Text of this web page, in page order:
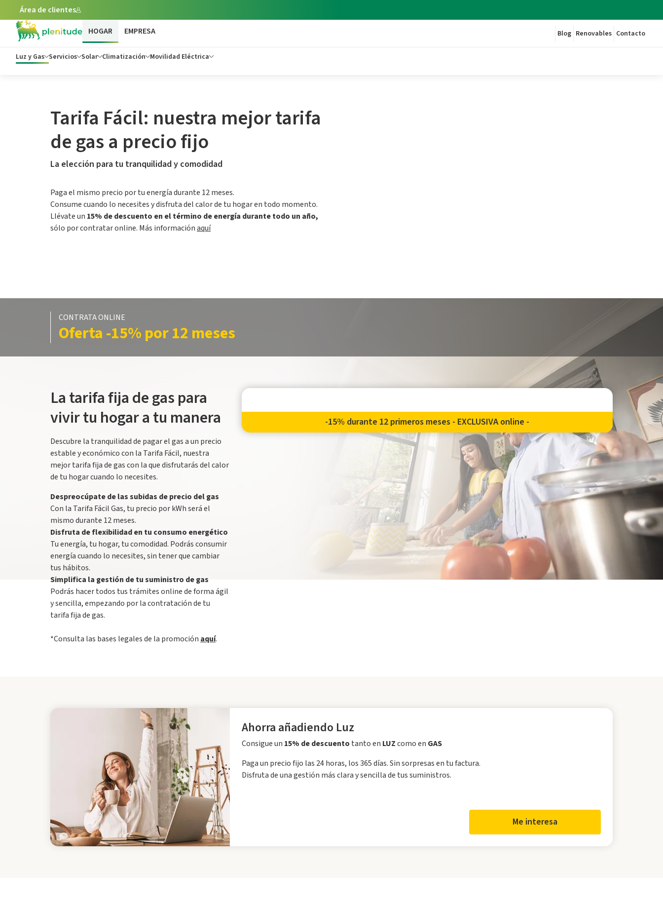
Área de clientes
HOGAR
Luz y Gas Servicios Solar Climatización Movilidad Eléctrica
EMPRESA Blog Renovables Contacto
Tarifa Fácil: nuestra mejor tarifa
de gas a precio fijo
La elección para tu tranquilidad y comodidad
Paga el mismo precio por tu energía durante 12 meses.
Consume cuando lo necesites y disfruta del calor de tu hogar en todo momento.
Llévate un 15% de descuento en el término de energía durante todo un año,
sólo por contratar online. Más informaciónaquí
CONTRATA ONLINE
Oferta -15% por 12 meses
La tarifa fija de gas para
vivir tu hogar a tu manera
Descubre la tranquilidad de pagar el gas a un precio
estable y económico con la Tarifa Fácil, nuestra
mejor tarifa fija de gas con la que disfrutarás del calor
de tu hogar cuando lo necesites.
Despreocúpate de las subidas de precio del gas
Con la Tarifa Fácil Gas, tu precio por kWh será el
mismo durante 12 meses.
Disfruta de flexibilidad en tu consumo energético
Tu energía, tu hogar, tu comodidad. Podrás consumir
energía cuando lo necesites, sin tener que cambiar
tus hábitos.
Simplifica la gestión de tu suministro de gas
Podrás hacer todos tus trámites online de forma ágil
y sencilla, empezando por la contratación de tu
tarifa fija de gas.
-15% durante 12 primeros meses - EXCLUSIVA online -
*Consulta las bases legales de la promoción aquí.
Ahorra añadiendo Luz
Consigue un 15% de descuento tanto en LUZcomo en GAS
Paga un precio fijo las 24 horas, los 365 días. Sin sorpresas en tu factura.
Disfruta de una gestión más clara y sencilla de tus suministros.
Me interesa